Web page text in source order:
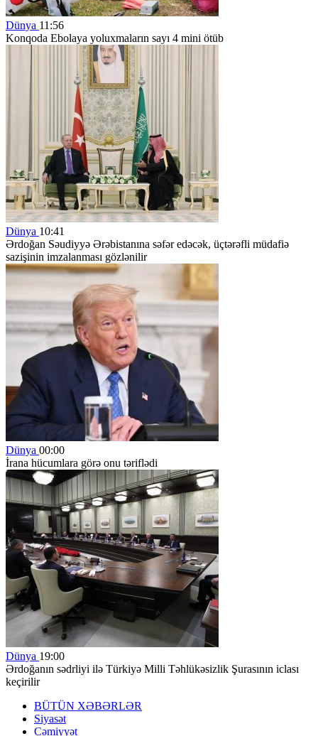
Dünya 11:56
Konqoda Ebolaya yoluxmaların sayı 4 mini ötüb
Dünya 10:41
Ərdoğan Səudiyyə Ərəbistanına səfər edəcək, üçtərəfli müdafiə
sazişinin imzalanması gözlənilir
Dünya 00:00
İrana hücumlara görə onu təriflədi
Dünya 19:00
Ərdoğanın sədrliyi ilə Türkiyə Milli Təhlükəsizlik Şurasının iclası
keçirilir
BÜTÜN XƏBƏRLƏR
Siyasət
Cəmiyyət